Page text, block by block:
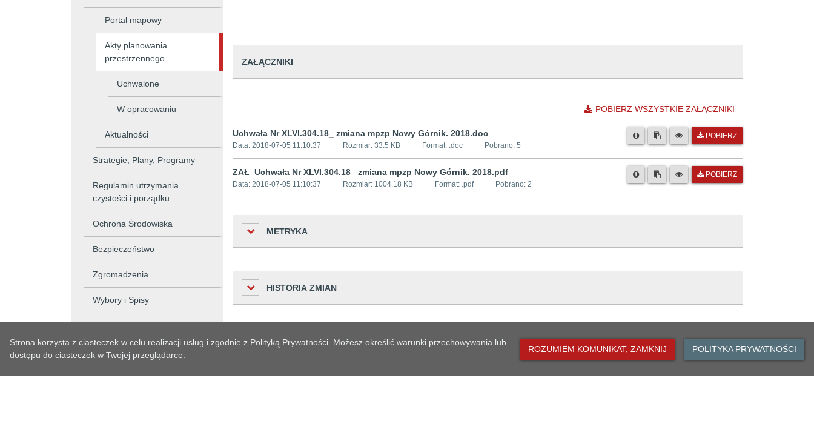
Portal mapowy
Akty planowania
przestrzennego
Uchwalone
W opracowaniu
Aktualności
Strategie, Plany, Programy
Regulamin utrzymania
czystości i porządku
Ochrona Środowiska
Bezpieczeństwo
Zgromadzenia
Wybory i Spisy
Urząd Miejski w Oławie
Informacja Publiczna
ZAŁĄCZNIKI
POBIERZ WSZYSTKIE ZAŁĄCZNIKI
Uchwała Nr XLVI.304.18_ zmiana mpzp Nowy Górnik. 2018.doc
Data: 2018-07-05 11:10:37 Rozmiar: 33.5 KB Format: .doc Pobrano: 5
POBIERZ
ZAŁ_Uchwała Nr XLVI.304.18_ zmiana mpzp Nowy Górnik. 2018.pdf
Data: 2018-07-05 11:10:37 Rozmiar: 1004.18 KB Format: .pdf Pobrano: 2
POBIERZ
METRYKA
Liczba odwiedzin
Podmiot udostępniający informację Urząd Miejski w Oławie
Osoba wprowadzająca informację Sylwia Kędzierska
Osoba odpowiedzialna Andrzej Solski
HISTORIA ZMIAN
Archiwizacja artykułu
Strona korzysta z ciasteczek w celu realizacji usług i zgodnie z Polityką Prywatności. Możesz określić warunki przechowywania lub
dostępu do ciasteczek w Twojej przeglądarce.
ROZUMIEM KOMUNIKAT, ZAMKNIJ POLITYKA PRYWATNOŚCI